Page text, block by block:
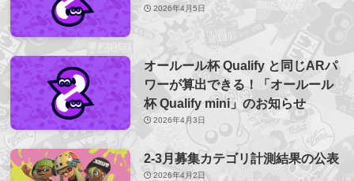
2026年4月5日
オールール杯 Qualify と同じARパ
ワーが算出できる！「オールール
杯 Qualify mini」のお知らせ
2026年4月3日
2-3月募集カテゴリ計測結果の公表
2026年4月2日